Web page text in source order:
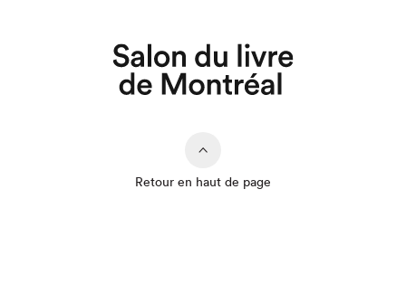
Retour en haut de page